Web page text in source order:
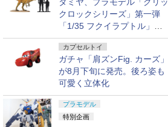
クロックシリーズ」第一弾
「1/35 フクイラプトル」本
日発売！
カプセルトイ
ガチャ「肩ズンFig. カーズ」
が8月下旬に発売。後ろ姿も
可愛く立体化
プラモデル
特別企画